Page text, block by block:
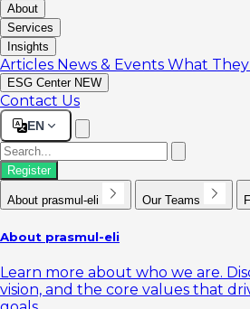
About
Services
Insights
Articles News & Events What They
ESG Center NEW
Contact Us
EN
Register
About prasmul-eli Our Teams
About prasmul-eli
Learn more about who we are.
vision, and the core values that